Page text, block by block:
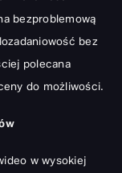
bezproblemową
bez
polecana
do możliwości.
w wysokiej